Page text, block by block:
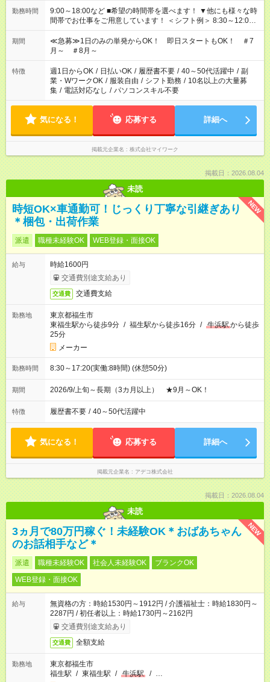
勤務時間
9:00～18:00など ■希望の時間帯を選べます！ ▼他にも様々な時
間帯でお仕事をご用意しています！ ＜シフト例＞ 8:30～12:00
17:00～22:00 13:00～22:00 22:00～翌6:00 など
期間
≪急募≫1日のみの単発からOK！ 即日スタートもOK！ ＃7
月～ ＃8月～
特徴 週1日からOK / 日払いOK / 履歴書不要 / 40～50代活躍中 / 副
業・WワークOK / 服装自由 / シフト勤務 / 10名以上の大量募
集 / 電話対応なし / パソコンスキル不要
気になる！ 応募する 詳細へ
掲載元企業名 株式会社マイワーク
掲載日：2026.08.04
未読
NEW
時短OK×車通勤可！じっくり丁寧な引継ぎあり
＊梱包・出荷作業
派遣 職種未経験OK WEB登録・面接OK
給与
時給1600円
交通費別途支給あり
交通費 交通費支給
勤務地
東京都福生市
東福生駅から徒歩9分 / 福生駅から徒歩16分 / 牛浜駅から徒歩
25分
メーカー
勤務時間 8:30～17:20(実働:8時間) (休憩50分)
期間 2026/9/上旬～長期（3カ月以上） ★9月～OK！
特徴 履歴書不要 / 40～50代活躍中
気になる！ 応募する 詳細へ
掲載元企業名 アデコ株式会社
掲載日：2026.08.04
未読
NEW
3ヵ月で80万円稼ぐ！未経験OK＊おばあちゃん
のお話相手など＊
派遣 職種未経験OK 社会人未経験OK
ブランクOK
WEB登録・面接OK
給与
無資格の方：時給1530円～1912円 / 介護福祉士：時給1830円～
2287円 / 初任者以上：時給1730円～2162円
交通費別途支給あり
交通費 全額支給
勤務地
東京都福生市
福生駅 / 東福生駅 / 牛浜駅 / …